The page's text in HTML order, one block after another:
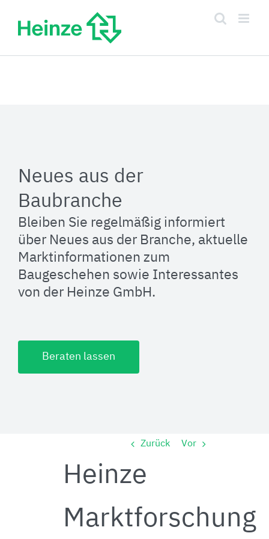
Inhalt
springen
Neues aus der
Baubranche
Bleiben Sie regelmäßig informiert
über Neues aus der Branche, aktuelle
Marktinformationen zum
Baugeschehen sowie Interessantes
von der Heinze GmbH.
Beraten lassen
Zurück Vor
Heinze
Marktforschung